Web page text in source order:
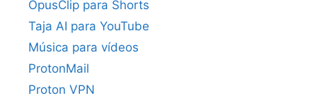
OpusClip para Shorts
Taja AI para YouTube
Música para vídeos
ProtonMail
Proton VPN